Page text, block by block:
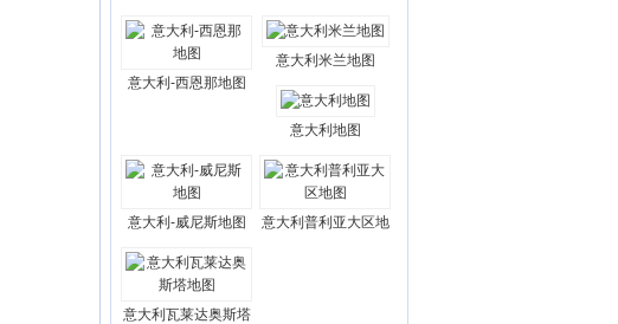
意大利-西恩那地图
意大利米兰地图
意大利地图
意大利-威尼斯地图 意大利普利亚大区地
意大利瓦莱达奥斯塔